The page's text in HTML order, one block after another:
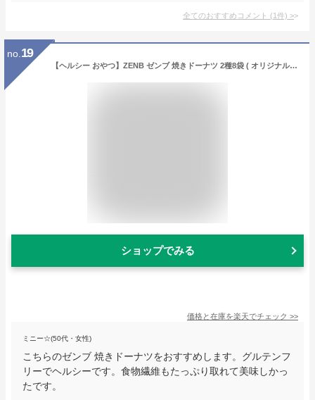
全てのおすすめコメント (1件) >
no. 19
【ヘルシー おやつ】ZENB ゼンブ 焼きドーナツ 2種8袋 ( オリジナル・カカオ ) 糖質オフ グルテンフリー ダイエット 中のおやつ 食物繊維 ドーナッツ お菓子 間食 小腹満たし スイーツ ギフト ベーグル 手土産 個包装 国内製造 国産 常備食
ショップでみる
価格と在庫を楽天でチェック >>
ミニー☆(50代・女性)
こちらのゼンブ 焼きドーナツをおすすめします。グルテンフ
リーでヘルシーです。食物繊維もたっぷり取れて美味しかっ
たです。